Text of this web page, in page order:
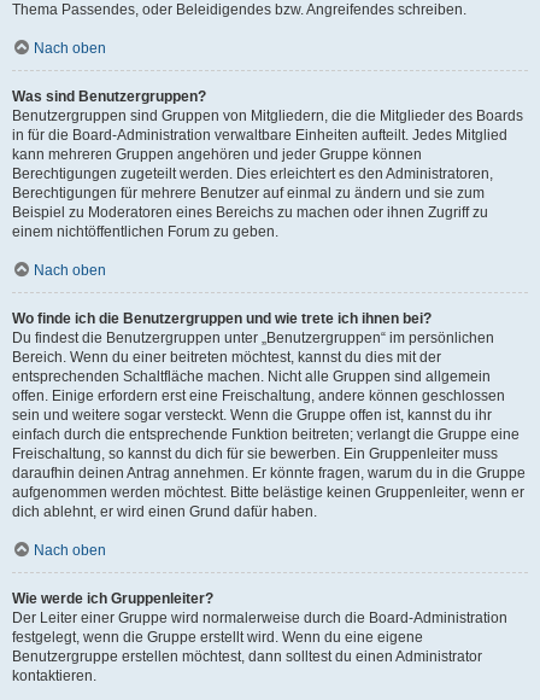
Thema Passendes, oder Beleidigendes bzw. Angreifendes schreiben.
Nach oben
Was sind Benutzergruppen?
Benutzergruppen sind Gruppen von Mitgliedern, die die Mitglieder des Boards
in für die Board-Administration verwaltbare Einheiten aufteilt. Jedes Mitglied
kann mehreren Gruppen angehören und jeder Gruppe können
Berechtigungen zugeteilt werden. Dies erleichtert es den Administratoren,
Berechtigungen für mehrere Benutzer auf einmal zu ändern und sie zum
Beispiel zu Moderatoren eines Bereichs zu machen oder ihnen Zugriff zu
einem nichtöffentlichen Forum zu geben.
Nach oben
Wo finde ich die Benutzergruppen und wie trete ich ihnen bei?
Du findest die Benutzergruppen unter „Benutzergruppen“ im persönlichen
Bereich. Wenn du einer beitreten möchtest, kannst du dies mit der
entsprechenden Schaltfläche machen. Nicht alle Gruppen sind allgemein
offen. Einige erfordern erst eine Freischaltung, andere können geschlossen
sein und weitere sogar versteckt. Wenn die Gruppe offen ist, kannst du ihr
einfach durch die entsprechende Funktion beitreten; verlangt die Gruppe eine
Freischaltung, so kannst du dich für sie bewerben. Ein Gruppenleiter muss
daraufhin deinen Antrag annehmen. Er könnte fragen, warum du in die Gruppe
aufgenommen werden möchtest. Bitte belästige keinen Gruppenleiter, wenn er
dich ablehnt, er wird einen Grund dafür haben.
Nach oben
Wie werde ich Gruppenleiter?
Der Leiter einer Gruppe wird normalerweise durch die Board-Administration
festgelegt, wenn die Gruppe erstellt wird. Wenn du eine eigene
Benutzergruppe erstellen möchtest, dann solltest du einen Administrator
kontaktieren.